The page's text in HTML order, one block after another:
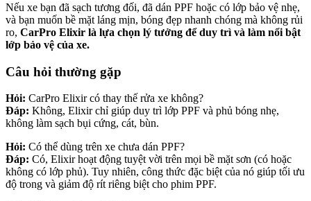
Nếu xe bạn đã sạch tương đối, đã dán PPF hoặc có lớp bảo vệ nhẹ,
và bạn muốn bề mặt láng mịn, bóng đẹp nhanh chóng mà không rủi
ro, CarPro Elixir là lựa chọn lý tưởng để duy trì và làm nổi bật
lớp bảo vệ của xe.
Câu hỏi thường gặp
Hỏi: CarPro Elixir có thay thế rửa xe không?
Đáp: Không, Elixir chỉ giúp duy trì lớp PPF và phủ bóng nhẹ,
không làm sạch bụi cứng, cát, bùn.
Hỏi: Có thể dùng trên xe chưa dán PPF?
Đáp: Có, Elixir hoạt động tuyệt vời trên mọi bề mặt sơn (có hoặc
không có lớp phủ). Tuy nhiên, công thức đặc biệt của nó giúp tối ưu
độ trong và giảm độ rít riêng biệt cho phim PPF.